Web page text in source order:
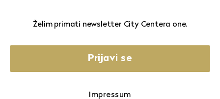
Želim primati newsletter City Centera one.
Prijavi se
Impressum